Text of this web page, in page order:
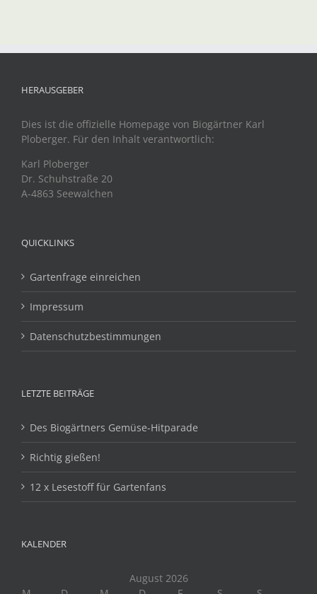
HERAUSGEBER
Dies ist die offizielle Homepage von Biogärtner Karl
Ploberger. Für den Inhalt verantwortlich:
Karl Ploberger
Dr. Schuhstraße 20
A-4863 Seewalchen
QUICKLINKS
Gartenfrage einreichen
Impressum
Datenschutzbestimmungen
LETZTE BEITRÄGE
Des Biogärtners Gemüse-Hitparade
Richtig gießen!
12 x Lesestoff für Gartenfans
KALENDER
August 2026